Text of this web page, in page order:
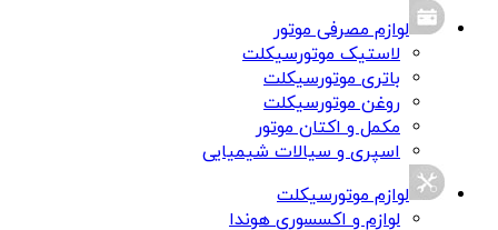
لوازم مصرفی موتور
لاستیک موتورسیکلت
باتری موتورسیکلت
روغن موتورسیکلت
مکمل و اکتان موتور
اسپری و سیالات شیمیایی
لوازم موتورسیکلت
لوازم و اکسسوری هوندا